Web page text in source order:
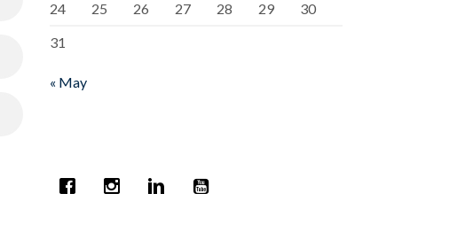
24
25 26 27 28 29
30
31
« May